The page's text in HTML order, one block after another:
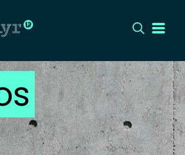
CÍMLAP
DIZÁJN